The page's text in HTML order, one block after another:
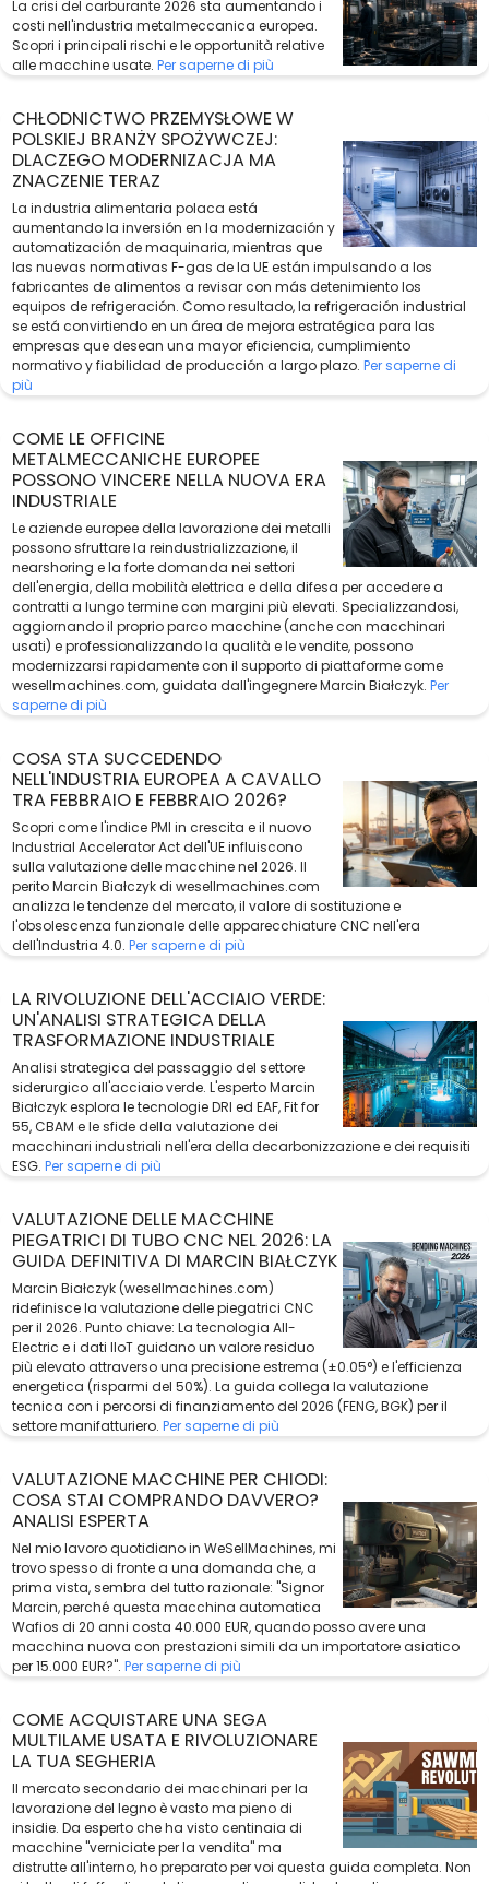
La crisi del carburante 2026 sta aumentando i
costi nell'industria metalmeccanica europea.
Scopri i principali rischi e le opportunità relative
alle macchine usate. Per saperne di più
CHŁODNICTWO PRZEMYSŁOWE W
POLSKIEJ BRANŻY SPOŻYWCZEJ:
DLACZEGO MODERNIZACJA MA
ZNACZENIE TERAZ
La industria alimentaria polaca está
aumentando la inversión en la modernización y
automatización de maquinaria, mientras que
las nuevas normativas F-gas de la UE están impulsando a los
fabricantes de alimentos a revisar con más detenimiento los
equipos de refrigeración. Como resultado, la refrigeración industrial
se está convirtiendo en un área de mejora estratégica para las
empresas que desean una mayor eficiencia, cumplimiento
normativo y fiabilidad de producción a largo plazo. Per saperne di
più
COME LE OFFICINE
METALMECCANICHE EUROPEE
POSSONO VINCERE NELLA NUOVA ERA
INDUSTRIALE
Le aziende europee della lavorazione dei metalli
possono sfruttare la reindustrializzazione, il
nearshoring e la forte domanda nei settori
dell'energia, della mobilità elettrica e della difesa per accedere a
contratti a lungo termine con margini più elevati. Specializzandosi,
aggiornando il proprio parco macchine (anche con macchinari
usati) e professionalizzando la qualità e le vendite, possono
modernizzarsi rapidamente con il supporto di piattaforme come
wesellmachines.com, guidata dall'ingegnere Marcin Białczyk. Per
saperne di più
COSA STA SUCCEDENDO
NELL'INDUSTRIA EUROPEA A CAVALLO
TRA FEBBRAIO E FEBBRAIO 2026?
Scopri come l'indice PMI in crescita e il nuovo
Industrial Accelerator Act dell'UE influiscono
sulla valutazione delle macchine nel 2026. Il
perito Marcin Białczyk di wesellmachines.com
analizza le tendenze del mercato, il valore di sostituzione e
l'obsolescenza funzionale delle apparecchiature CNC nell'era
dell'Industria 4.0. Per saperne di più
LA RIVOLUZIONE DELL'ACCIAIO VERDE:
UN'ANALISI STRATEGICA DELLA
TRASFORMAZIONE INDUSTRIALE
Analisi strategica del passaggio del settore
siderurgico all'acciaio verde. L'esperto Marcin
Białczyk esplora le tecnologie DRI ed EAF, Fit for
55, CBAM e le sfide della valutazione dei
macchinari industriali nell'era della decarbonizzazione e dei requisiti
ESG. Per saperne di più
VALUTAZIONE DELLE MACCHINE
PIEGATRICI DI TUBO CNC NEL 2026: LA
GUIDA DEFINITIVA DI MARCIN BIAŁCZYK
Marcin Białczyk (wesellmachines.com)
ridefinisce la valutazione delle piegatrici CNC
per il 2026. Punto chiave: La tecnologia All-
Electric e i dati IIoT guidano un valore residuo
più elevato attraverso una precisione estrema (±0.05°) e l'efficienza
energetica (risparmi del 50%). La guida collega la valutazione
tecnica con i percorsi di finanziamento del 2026 (FENG, BGK) per il
settore manifatturiero. Per saperne di più
VALUTAZIONE MACCHINE PER CHIODI:
COSA STAI COMPRANDO DAVVERO?
ANALISI ESPERTA
Nel mio lavoro quotidiano in WeSellMachines, mi
trovo spesso di fronte a una domanda che, a
prima vista, sembra del tutto razionale: "Signor
Marcin, perché questa macchina automatica
Wafios di 20 anni costa 40.000 EUR, quando posso avere una
macchina nuova con prestazioni simili da un importatore asiatico
per 15.000 EUR?". Per saperne di più
COME ACQUISTARE UNA SEGA
MULTILAME USATA E RIVOLUZIONARE
LA TUA SEGHERIA
Il mercato secondario dei macchinari per la
lavorazione del legno è vasto ma pieno di
insidie. Da esperto che ha visto centinaia di
macchine "verniciate per la vendita" ma
distrutte all'interno, ho preparato per voi questa guida completa. Non